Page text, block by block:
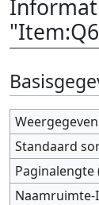
Ga naar:
Standaard
Paginalengte
Naamruimte-